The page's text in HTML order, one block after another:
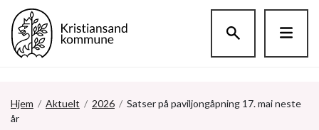
Hjem / Aktuelt / 2026 / Satser på paviljongåpning 17. mai neste
år